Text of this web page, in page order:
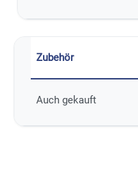
Zubehör
Auch gekauft